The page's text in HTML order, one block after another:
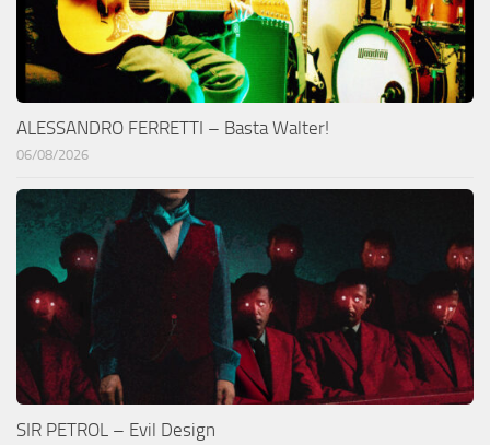
ALESSANDRO FERRETTI – Basta Walter!
06/08/2026
SIR PETROL – Evil Design